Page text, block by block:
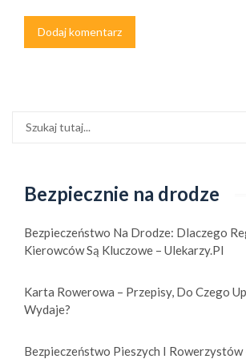
Bezpiecznie na drodze
Bezpieczeństwo Na Drodze: Dlaczego
Kierowców Są Kluczowe – Ulekarzy.pl
Karta Rowerowa – Przepisy, Do Czego
Wydaje?
Bezpieczeństwo Pieszych I Rowerzystów